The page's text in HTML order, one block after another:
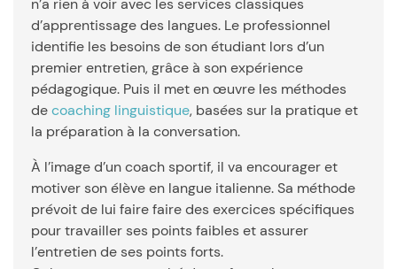
n’a rien à voir avec les services classiques
d’apprentissage des langues. Le professionnel
identifie les besoins de son étudiant lors d’un
premier entretien, grâce à son expérience
pédagogique. Puis il met en œuvre les méthodes
decoaching linguistique, basées sur la pratique et
la préparation à la conversation.
À l’image d’un coach sportif, il va encourager et
motiver son élève en langue italienne. Sa méthode
prévoit de lui faire faire des exercices spécifiques
pour travailler ses points faibles et assurer
l’entretien de ses points forts.